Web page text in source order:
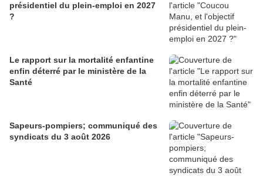
présidentiel du plein-emploi en 2027
?
Le rapport sur la mortalité enfantine
enfin déterré par le ministère de la
Santé
Sapeurs-pompiers; communiqué des
syndicats du 3 août 2026